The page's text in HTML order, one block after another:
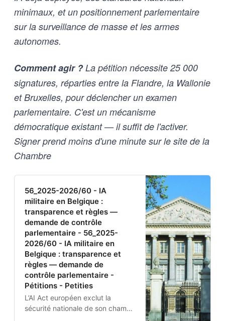
minimaux, et un positionnement parlementaire
sur la surveillance de masse et les armes
autonomes.
Comment agir ?La pétition nécessite 25 000
signatures, réparties entre la Flandre, la Wallonie
et Bruxelles, pour déclencher un examen
parlementaire. C'est un mécanisme
démocratique existant — il suffit de l'activer.
Signer prend moins d'une minute sur le site de la
Chambre
56_2025-2026/60 - IA
militaire en Belgique :
transparence et règles —
demande de contrôle
parlementaire - 56_2025-
2026/60 - IA militaire en
Belgique : transparence et
règles — demande de
contrôle parlementaire -
Pétitions - Petities
L’AI Act européen exclut la
sécurité nationale de son champ.